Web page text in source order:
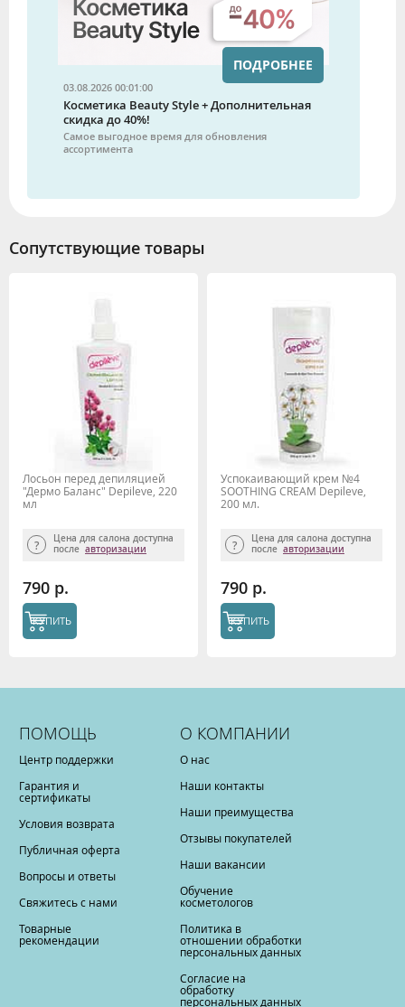
03.08.2026 00:01:00
Косметика Beauty Style + Дополнительная
скидка до 40%!
Самое выгодное время для обновления
ассортимента
ПОДРОБНЕЕ
Сопутствующие товары
Лосьон перед депиляцией
"Дермо Баланс" Depileve, 220
мл
Цена для салона доступна
после авторизации
790 р.
КУПИТЬ
Успокаивающий крем №4
SOOTHING CREAM Depileve,
200 мл.
Цена для салона доступна
после авторизации
790 р.
КУПИТЬ
ПОМОЩЬ
Центр поддержки
Гарантия и
сертификаты
Условия возврата
Публичная оферта
Вопросы и ответы
Свяжитесь с нами
Товарные
рекомендации
О КОМПАНИИ
О нас
Наши контакты
Наши преимущества
Отзывы покупателей
Наши вакансии
Обучение
косметологов
Политика в
отношении обработки
персональных данных
Согласие на
обработку
персональных данных